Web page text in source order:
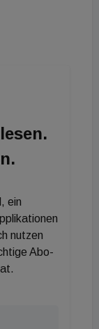
affine
auf Themen
der
ein
nutzen
Abo-